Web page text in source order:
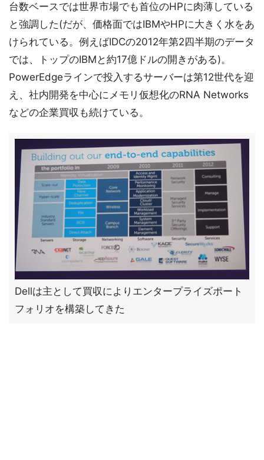
台数ベースでは世界市場でも首位のHPに肉薄している
と強調した(だが、価格面ではIBMやHPに大きく水をあ
けられている。例えばIDCの2012年第2四半期のデータ
では、トップのIBMと約17億ドルの開きがある)。
PowerEdgeラインで投入するサーバーは第12世代を迎
え、社内開発を中心にメモリ仮想化のRNA Networks
などの企業買収も続けている。
Dellは主として買収によりエンタープライズポート
フォリオを構築してきた